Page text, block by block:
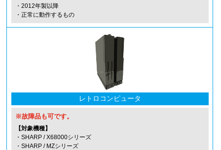
・2012年製以降
・正常に動作するもの
レトロコンピュータ
※故障品も可です。
【対象機種】
・SHARP / X68000シリーズ
・SHARP / MZシリーズ